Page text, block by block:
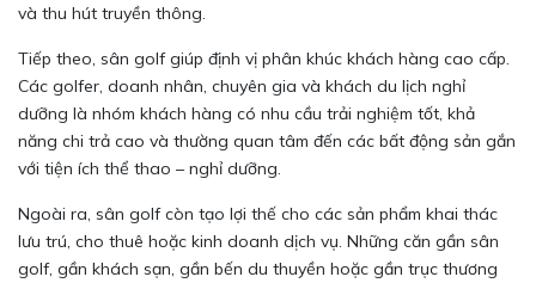
và thu hút truyền thông.
Tiếp theo, sân golf giúp định vị phân khúc khách hàng cao cấp.
Các golfer, doanh nhân, chuyên gia và khách du lịch nghỉ
dưỡng là nhóm khách hàng có nhu cầu trải nghiệm tốt, khả
năng chi trả cao và thường quan tâm đến các bất động sản gắn
với tiện ích thể thao – nghỉ dưỡng.
Ngoài ra, sân golf còn tạo lợi thế cho các sản phẩm khai thác
lưu trú, cho thuê hoặc kinh doanh dịch vụ. Những căn gần sân
golf, gần khách sạn, gần bến du thuyền hoặc gần trục thương